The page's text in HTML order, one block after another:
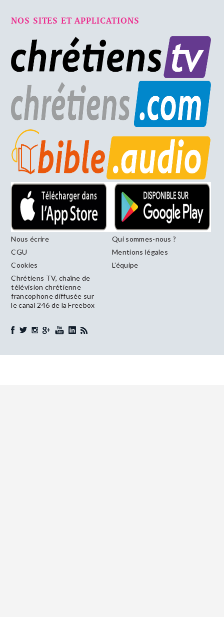
NOS SITES ET APPLICATIONS
Nous écrire
Qui sommes-nous ?
CGU
Mentions légales
Cookies
L’équipe
Chrétiens TV, chaîne de
télévision chrétienne
francophone diffusée sur
le canal 246 de la Freebox